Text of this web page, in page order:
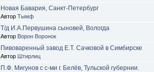
Новая Бавария, Санкт-Петербург
АвторТымф
Т/д И.А.Первушина сыновей, Вологда
Автор Ворон Воронок
Пивоваренный завод Е.Т. Сачковой в Симбирске
Автор Штирлиц
П.Ф. Мигунов с с-ми г. Белёв, Тульской губернии.